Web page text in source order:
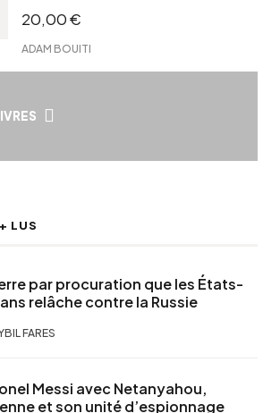
20,00€
ADAM BOUITI
LUS
par procuration que les États-
relâche contre la Russie
FARES
Messi avec Netanyahou,
et son unité d’espionnage